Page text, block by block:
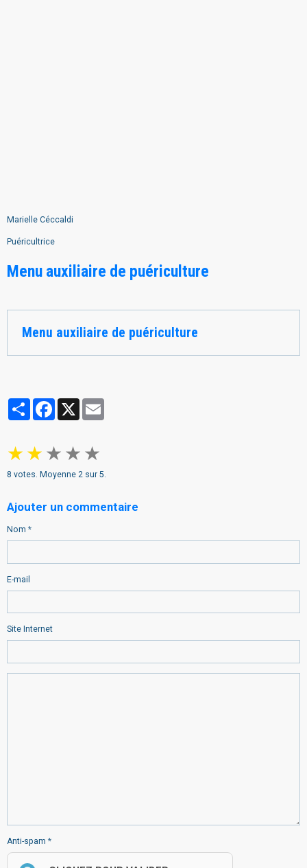
Marielle Céccaldi
Puéricultrice
Menu auxiliaire de puériculture
Menu auxiliaire de puériculture
PartagerFacebook
★ ★ ★ ★ ★
8 votes. Moyenne 2 sur 5.
Ajouter un commentaire
Nom
E-mail
Site Internet
Anti-spam